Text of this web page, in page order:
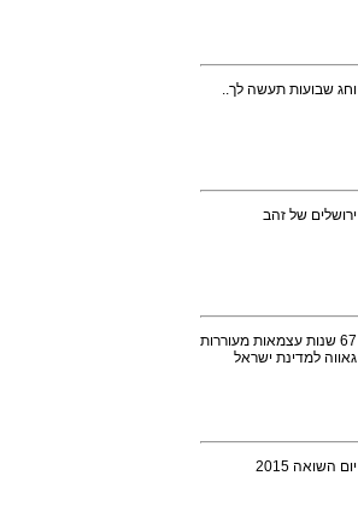
וחג שבועות תעשה לך..
ירושלים של זהב
67 שנות עצמאות מעוררות
גאווה למדינת ישראל
יום השואה 2015